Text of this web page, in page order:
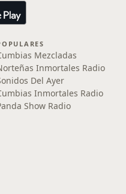
Mezcladas
Inmortales Radio
Del Ayer
Inmortales Radio
Show Radio